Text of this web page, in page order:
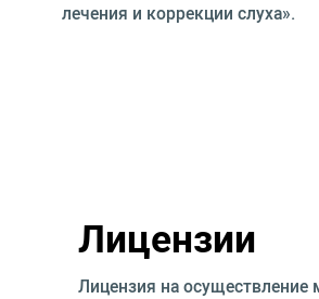
лечения и коррекции слуха».
Лицензии
Лицензия на